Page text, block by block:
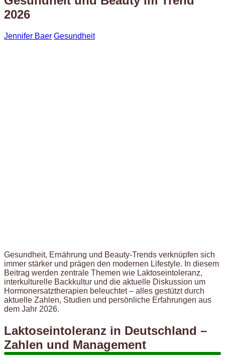
2026
Jennifer Baer Gesundheit
Gesundheit, Ernährung und Beauty-Trends verknüpfen sich
immer stärker und prägen den modernen Lifestyle. In diesem
Beitrag werden zentrale Themen wie Laktoseintoleranz,
interkulturelle Backkultur und die aktuelle Diskussion um
Hormonersatztherapien beleuchtet – alles gestützt durch
aktuelle Zahlen, Studien und persönliche Erfahrungen aus
dem Jahr 2026.
Laktoseintoleranz in Deutschland –
Zahlen und Management